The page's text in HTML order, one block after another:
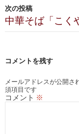
ビ
ゲ
シ
ョ
ン
次の投稿
中華そば「こく
コメントを残す
メールアドレスが公開さ
須項目です
コメント ※